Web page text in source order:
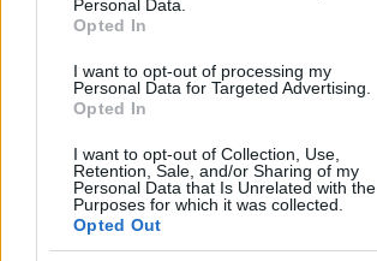
Personal Data.
Opted In
I want to opt-out of processing my
Personal Data for Targeted Advertising.
Opted In
I want to opt-out of Collection, Use,
Retention, Sale, and/or Sharing of my
Personal Data that Is Unrelated with the
Purposes for which it was collected.
Opted Out